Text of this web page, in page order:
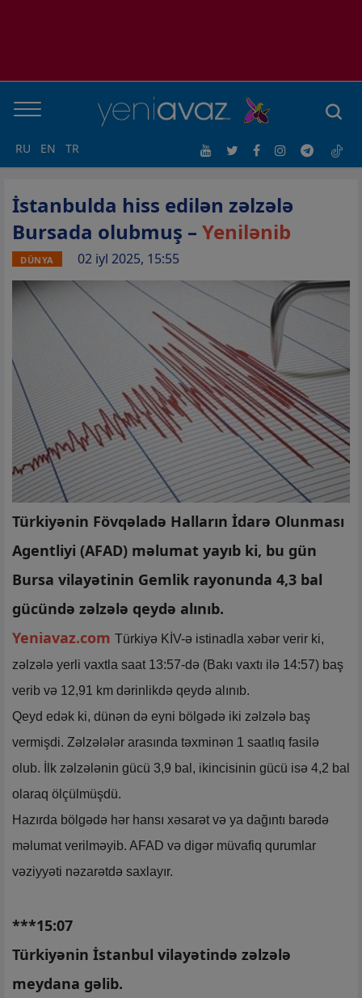
RU EN TR
İstanbulda hiss edilən zəlzələ
Bursada olubmuş – Yenilənib
DÜNYA 02 iyl 2025, 15:55
Türkiyənin Fövqəladə Halların İdarə Olunması
Agentliyi (AFAD) məlumat yayıb ki, bu gün
Bursa vilayətinin Gemlik rayonunda 4,3 bal
gücündə zəlzələ qeydə alınıb.
Yeniavaz.com Türkiyə KİV-ə istinadla xəbər verir ki,
zəlzələ yerli vaxtla saat 13:57-də (Bakı vaxtı ilə 14:57) baş
verib və 12,91 km dərinlikdə qeydə alınıb.
Qeyd edək ki, dünən də eyni bölgədə iki zəlzələ baş
vermişdi. Zəlzələlər arasında təxminən 1 saatlıq fasilə
olub. İlk zəlzələnin gücü 3,9 bal, ikincisinin gücü isə 4,2 bal
olaraq ölçülmüşdü.
Hazırda bölgədə hər hansı xəsarət və ya dağıntı barədə
məlumat verilməyib. AFAD və digər müvafiq qurumlar
vəziyyəti nəzarətdə saxlayır.
***15:07
Türkiyənin İstanbul vilayətində zəlzələ
meydana gəlib.